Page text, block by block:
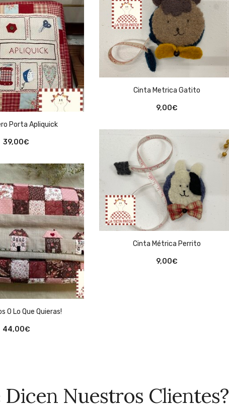
Porta Apliquick
39,00€
O Lo Que Quieras!
44,00€
Cinta Metrica Gatito
9,00€
Cinta Métrica Perrito
9,00€
Dicen Nuestros Clientes?